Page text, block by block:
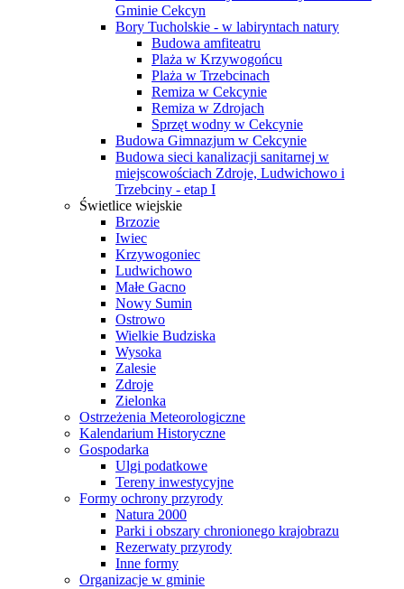
Gminie Cekcyn
Bory Tucholskie - w labiryntach natury
Budowa amfiteatru
Plaża w Krzywogońcu
Plaża w Trzebcinach
Remiza w Cekcynie
Remiza w Zdrojach
Sprzęt wodny w Cekcynie
Budowa Gimnazjum w Cekcynie
Budowa sieci kanalizacji sanitarnej w
miejscowościach Zdroje, Ludwichowo i
Trzebciny - etap I
Świetlice wiejskie
Brzozie
Iwiec
Krzywogoniec
Ludwichowo
Małe Gacno
Nowy Sumin
Ostrowo
Wielkie Budziska
Wysoka
Zalesie
Zdroje
Zielonka
Ostrzeżenia Meteorologiczne
Kalendarium Historyczne
Gospodarka
Ulgi podatkowe
Tereny inwestycyjne
Formy ochrony przyrody
Natura 2000
Parki i obszary chronionego krajobrazu
Rezerwaty przyrody
Inne formy
Organizacje w gminie